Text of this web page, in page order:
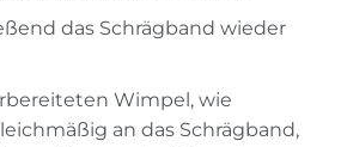
das Schrägband wieder
Wimpel, wie
an das Schrägband,